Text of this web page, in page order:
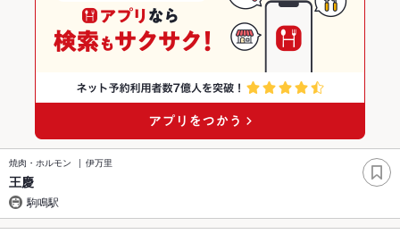
焼肉・ホルモン 伊万里
王慶
駒鳴駅